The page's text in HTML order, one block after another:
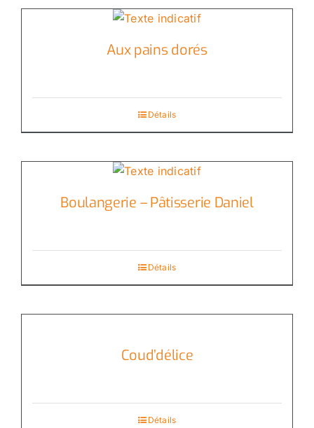
Aux pains dorés
Détails
Boulangerie – Pâtisserie Daniel
Détails
Coud’délice
Détails